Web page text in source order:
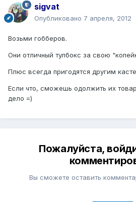
sigvat
Опубликовано 7 апреля, 2012
Возьми гобберов.
Они отличный тулбокс за свою
Плюс всегда пригодятся другим
Если что, сможешь одолжить их
дело =)
Пожалуйста,
Вы сможете оставить